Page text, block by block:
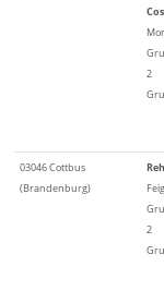
2
03046 Cottbus
(Brandenburg)
2